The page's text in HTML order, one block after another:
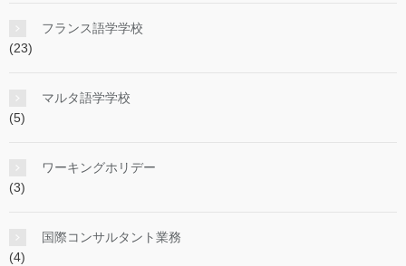
フランス語学学校
(23)
マルタ語学学校
(5)
ワーキングホリデー
(3)
国際コンサルタント業務
(4)